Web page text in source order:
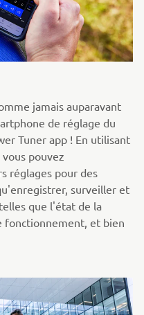
jamais auparavant
de réglage du
Tuner app ! En utilisant
pouvez
réglages pour des
surveiller et
que l'état de la
fonctionnement, et bien